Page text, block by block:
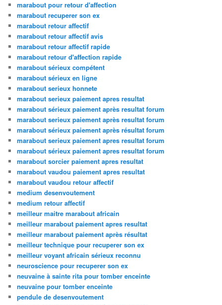
marabout pour retour d'affection
marabout recuperer son ex
marabout retour affectif
marabout retour affectif avis
marabout retour affectif rapide
marabout retour d'affection rapide
marabout sérieux compétent
marabout sérieux en ligne
marabout serieux honnete
marabout serieux paiement apres resultat
marabout sérieux paiement après resultat forum
marabout serieux paiement après resultat forum
marabout sérieux paiement après résultat forum
marabout serieux paiement apres resultat forum
marabout sérieux paiement apres resultat forum
marabout sorcier paiement apres resultat
marabout vaudou paiement apres resultat
marabout vaudou retour affectif
medium desenvoutement
medium retour affectif
meilleur maitre marabout africain
meilleur marabout paiement apres resultat
meilleur marabout paiement après résultat
meilleur technique pour recuperer son ex
meilleur voyant africain sérieux reconnu
neuroscience pour recuperer son ex
neuvaine à sainte rita pour tomber enceinte
neuvaine pour tomber enceinte
pendule de desenvoutement